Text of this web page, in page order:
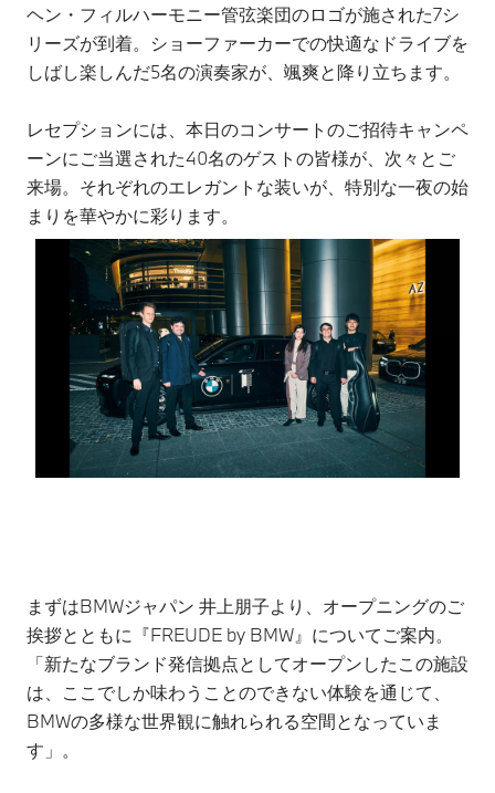
ヘン・フィルハーモニー管弦楽団のロゴが施された7シ
リーズが到着。ショーファーカーでの快適なドライブを
しばし楽しんだ5名の演奏家が、颯爽と降り立ちます。
レセプションには、本日のコンサートのご招待キャンペ
ーンにご当選された40名のゲストの皆様が、次々とご
来場。それぞれのエレガントな装いが、特別な一夜の始
まりを華やかに彩ります。
まずはBMWジャパン 井上朋子より、オープニングのご
挨拶とともに『FREUDE by BMW』についてご案内。
「新たなブランド発信拠点としてオープンしたこの施設
は、ここでしか味わうことのできない体験を通じて、
BMWの多様な世界観に触れられる空間となっていま
す」。